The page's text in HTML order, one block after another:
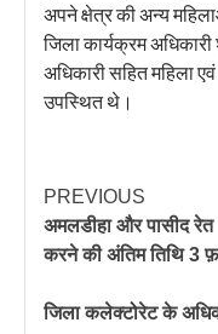
अपने क्षेत्र की अन्य
जिला कार्यक्रम
अधिकारी सहित महिला
उपस्थित थे।
PREVIOUS
अमलडीहा और पासीद
करने की अंतिम तिथि 3
जिला कलेक्टोरेट के